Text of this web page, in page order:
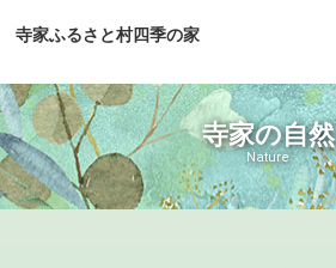
寺家ふるさと村四季の家
寺家の自然
Nature